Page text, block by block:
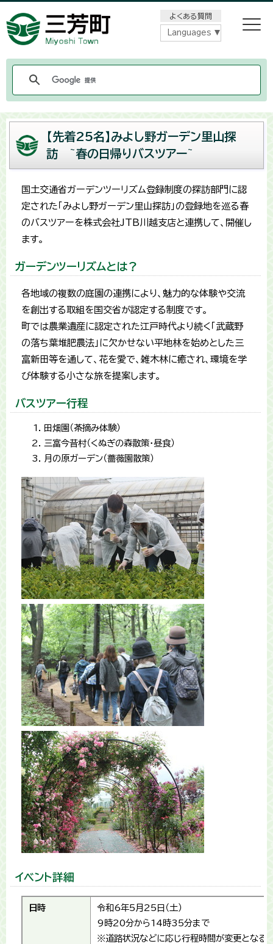
よくある質問
Languages
【先着25名】みよし野ガーデン里山探
訪 ~春の日帰りバスツアー~
国土交通省ガーデンツーリズム登録制度の探訪部門に認
定された「みよし野ガーデン里山探訪」の登録地を巡る春
のバスツアーを株式会社JTB川越支店と連携して、開催し
ます。
ガーデンツーリズムとは？
各地域の複数の庭園の連携により、魅力的な体験や交流
を創出する取組を国交省が認定する制度です。
町では農業遺産に認定された江戸時代より続く「武蔵野
の落ち葉堆肥農法」に欠かせない平地林を始めとした三
富新田等を通して、花を愛で、雑木林に癒され、環境を学
び体験する小さな旅を提案します。
バスツアー行程
田畑園（茶摘み体験）
三富今昔村（くぬぎの森散策・昼食）
月の原ガーデン（薔薇園散策）
イベント詳細
日時
令和6年5月25日（土）
9時20分から14時35分まで
※道路状況などに応じ行程時間が変更となる